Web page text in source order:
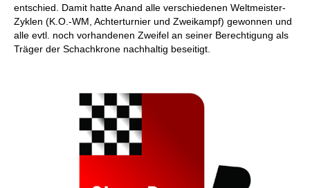
entschied. Damit hatte Anand alle verschiedenen Weltmeister-
Zyklen (K.O.-WM, Achterturnier und Zweikampf) gewonnen und
alle evtl. noch vorhandenen Zweifel an seiner Berechtigung als
Träger der Schachkrone nachhaltig beseitigt.